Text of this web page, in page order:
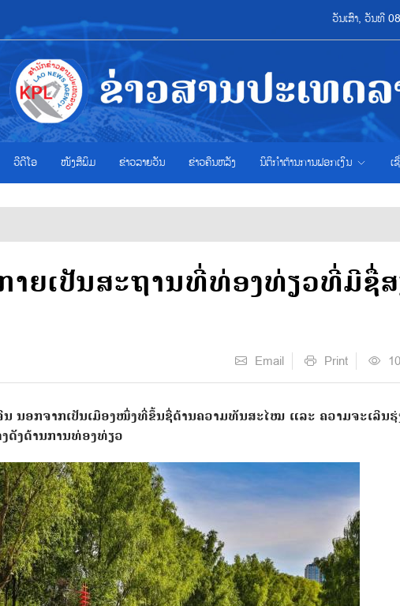
ວັນເສົາ, ວັນທີ
ວີດີໂອ ໜັງສືພິມ ຂ່າວ​ລາຍ​ວັນ ຂ່າວຄືນຫລັງ ນິຕິກຳຕ້ານການຟອກເງິນ ເ
າຍເປັນສະຖານທີ່ທ່ອງທ່ຽວທີ່ມີຊື່ສ
Email Print
ນອກຈາກເປັນເມືອງໜຶ່ງທີ່ຂຶ້ນຊື່ດ້ານຄວາມທັນສະໄໝ ແລະ ຄວາມຈະເລີນຮຸ່
ດັງດ້ານການທ່ອງທ່ຽວ